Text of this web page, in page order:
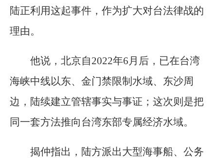
陆正利用这起事件，作为扩大对台法律战的
理由。
他说，北京自2022年6月后，已在台湾
海峡中线以东、金门禁限制水域、东沙周
边，陆续建立管辖事实与事证；这次则是把
同一套方法推向台湾东部专属经济水域。
揭仲指出，陆方派出大型海事船、公务